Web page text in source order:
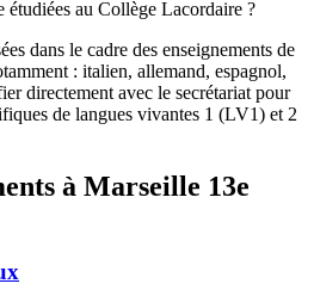
étudiées au Collège Lacordaire ?
dans le cadre des enseignements de
: italien, allemand, espagnol,
directement avec le secrétariat pour
de langues vivantes 1 (LV1) et 2
à Marseille 13e